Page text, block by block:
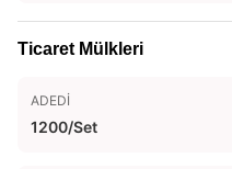
Ticaret Mülkleri
ADEDI
1200/Set